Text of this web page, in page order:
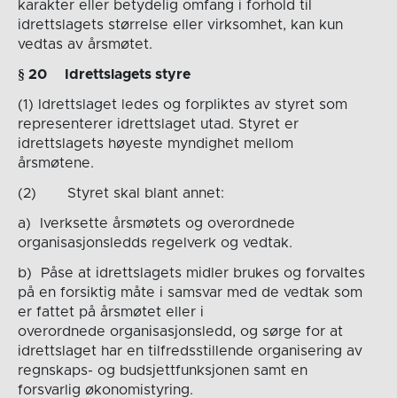
karakter eller betydelig omfang i forhold til
idrettslagets størrelse eller virksomhet, kan kun
vedtas av årsmøtet.
§ 20 Idrettslagets styre
(1) Idrettslaget ledes og forpliktes av styret som
representerer idrettslaget utad. Styret er
idrettslagets høyeste myndighet mellom
årsmøtene.
(2) Styret skal blant annet:
a) Iverksette årsmøtets og overordnede
organisasjonsledds regelverk og vedtak.
b) Påse at idrettslagets midler brukes og forvaltes
på en forsiktig måte i samsvar med de vedtak som
er fattet på årsmøtet eller i
overordnede organisasjonsledd, og sørge for at
idrettslaget har en tilfredsstillende organisering av
regnskaps- og budsjettfunksjonen samt en
forsvarlig økonomistyring.